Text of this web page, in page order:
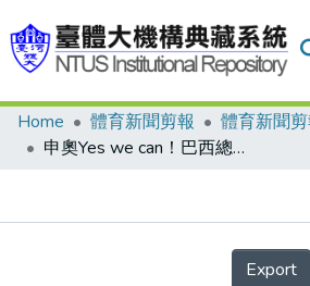
Communities & Collections
Home 體育新聞剪報
體育新聞
申奧Yes we can！巴西總統借歐巴馬口號 歐巴馬赴哥本哈根拉票 魯拉笑說不怕「是我叫他來的」 有信心里約會贏 四城市誰中選 台北時間3日凌晨揭曉/史有明鑑 四首長親征 都想逆轉勝/要花錢…… 近半數芝加哥人反對申奧
Details
Export